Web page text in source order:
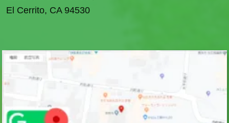
El Cerrito, CA 94530